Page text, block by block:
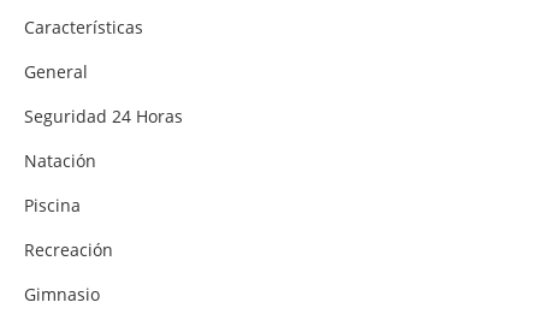
Características
General
Seguridad 24 Horas
Natación
Piscina
Recreación
Gimnasio